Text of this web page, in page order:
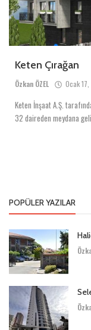
Galeri
Keten Çırağan
Özkan ÖZEL Ocak
Keten İnşaat A.Ş.
32 daireden meydana
POPÜLER YAZILAR